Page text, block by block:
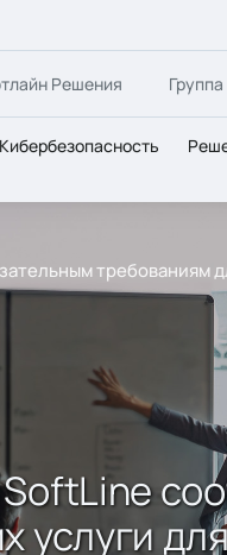
Решения
Кибербезопасность
требованиям